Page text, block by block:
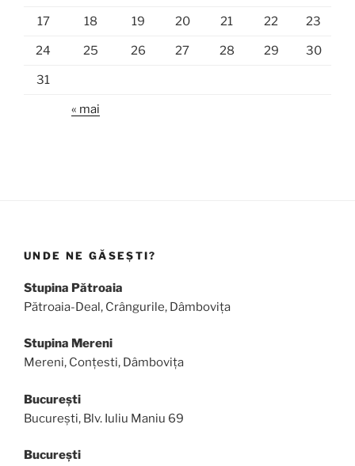
17 18 19 20 21 22 23
24 25 26 27 28 29 30
31
« mai
UNDE NE GĂSEȘTI?
Stupina Pătroaia
Pătroaia-Deal, Crângurile, Dâmbovița
Stupina Mereni
Mereni, Conțesti, Dâmbovița
București
București, Blv. Iuliu Maniu 69
București